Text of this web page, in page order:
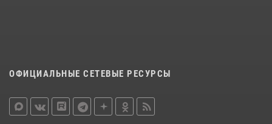
ОФИЦИАЛЬНЫЕ СЕТЕВЫЕ РЕСУРСЫ